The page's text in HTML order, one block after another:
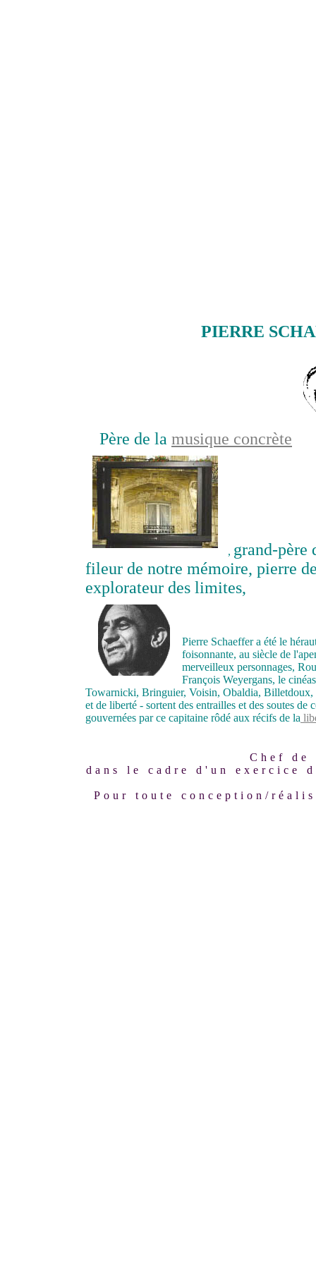
PIERRE
Père de la musique concrète
, grand-père
fileur de notre mémoire, pierre
explorateur des limites,
Pierre Schaeffer a été le
foisonnante, au siècle de
merveilleux personnages,
François Weyergans, le
Towarnicki, Bringuier, Voisin, Obaldia, Billetdoux,
et de liberté - sortent des entrailles et des soutes
gouvernées par ce capitaine rôdé aux récifs de la
Chef
dans le cadre d'un exercice
Pour toute conception/